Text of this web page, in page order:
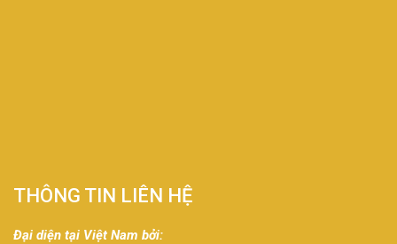
THÔNG TIN LIÊN HỆ
Đại diện tại Việt Nam bởi: